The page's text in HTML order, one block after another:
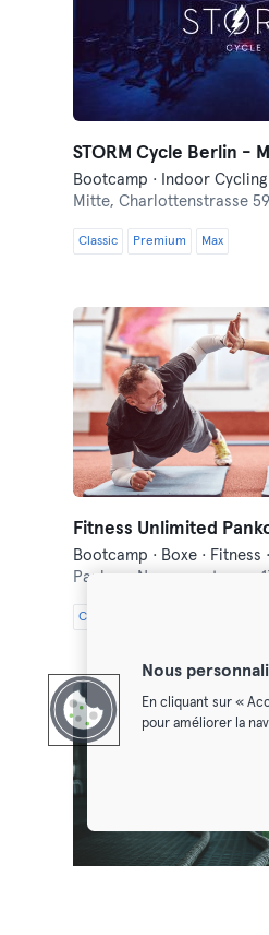
STORM Cycle Berlin -
Bootcamp · Indoor Cycling
Mitte,Charlottenstrasse 59
Classic Premium Max
Fitness Unlimited
Pankow, Neumannstrasse
Classic
Nous
En cliquant sur «
pour améliorer la